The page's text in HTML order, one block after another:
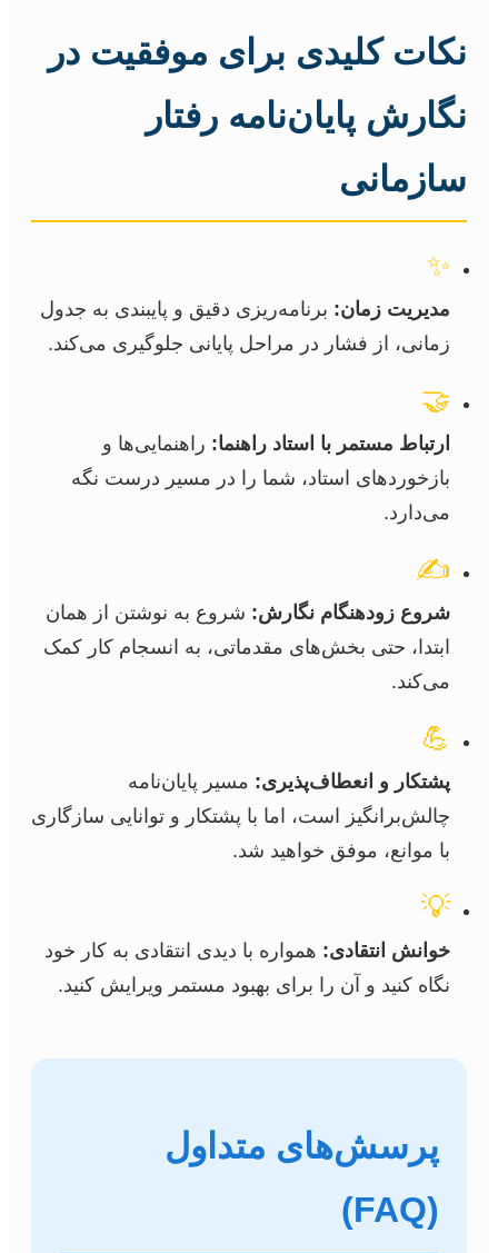
نکات کلیدی برای موفقیت در
نگارش پایان‌نامه رفتار
سازمانی
✨
مدیریت زمان: برنامه‌ریزی دقیق و پایبندی به جدول
زمانی، از فشار در مراحل پایانی جلوگیری می‌کند.
🤝
ارتباط مستمر با استاد راهنما: راهنمایی‌ها و
بازخوردهای استاد، شما را در مسیر درست نگه
می‌دارد.
✍️
شروع زودهنگام نگارش: شروع به نوشتن از همان
ابتدا، حتی بخش‌های مقدماتی، به انسجام کار کمک
می‌کند.
💪
پشتکار و انعطاف‌پذیری: مسیر پایان‌نامه
چالش‌برانگیز است، اما با پشتکار و توانایی سازگاری
با موانع، موفق خواهید شد.
💡
خوانش انتقادی: همواره با دیدی انتقادی به کار خود
نگاه کنید و آن را برای بهبود مستمر ویرایش کنید.
پرسش‌های متداول
(FAQ)